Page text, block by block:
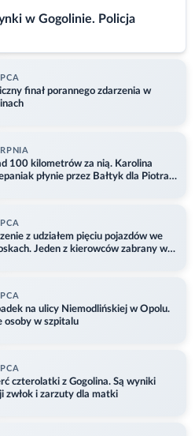
w Gogolinie. Policja
finał porannego zdarzenia w
100 kilometrów za nią. Karolina
płynie przez Bałtyk dla Piotra.
z udziałem pięciu pojazdów we
Jeden z kierowców zabrany w
na ulicy Niemodlińskiej w Opolu.
osoby w szpitalu
czterolatki z Gogolina. Są wyniki
zwłok i zarzuty dla matki